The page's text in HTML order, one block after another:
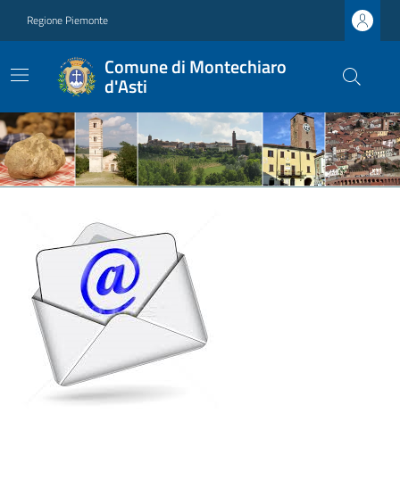
Regione Piemonte
Comune di Montechiaro
d'Asti